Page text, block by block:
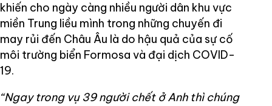
khiến cho ngày càng nhiều người dân khu vực
miền Trung liều mình trong những chuyến đi
may rủi đến Châu Âu là do hậu quả của sự cố
môi trường biển Formosa và đại dịch COVID-
19.
“Ngay trong vụ 39 người chết ở Anh thì chúng